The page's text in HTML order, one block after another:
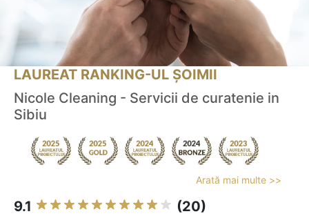
LAUREAT RANKING-UL ȘOIMII
Nicole Cleaning - Servicii de curatenie in
Sibiu
Arată mai multe >>
9.1 (20)